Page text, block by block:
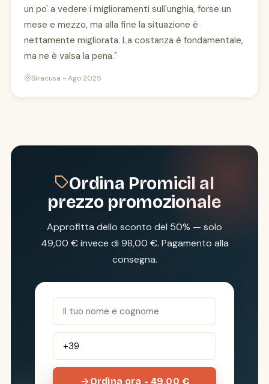
un po' a vedere i miglioramenti sull'unghia, forse un
mese e mezzo, ma alla fine la situazione è
nettamente migliorata. La costanza è fondamentale,
ma ne è valsa la pena."
Siracusa - Ago 2025
Ordina Promicil al
prezzo promozionale
Approfitta dello sconto del 50% — solo
49,00 € invece di 98,00 €. Pagamento alla
consegna.
Ordina ora - 49,00 €